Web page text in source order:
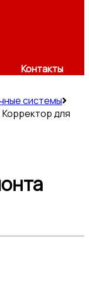
Контакты
системы
Корректор для